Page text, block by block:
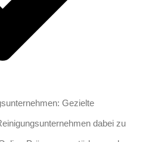
Gezielte
dabei zu